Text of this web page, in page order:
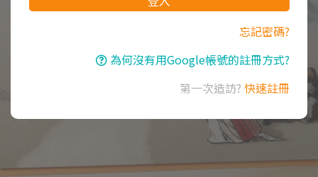
忘記密碼?
為何沒有用Google帳號的註冊方式?
第一次造訪? 快速註冊